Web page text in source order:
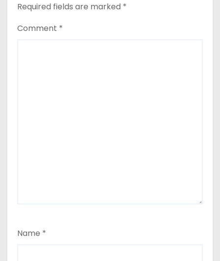
Required fields are marked *
Comment *
Name *